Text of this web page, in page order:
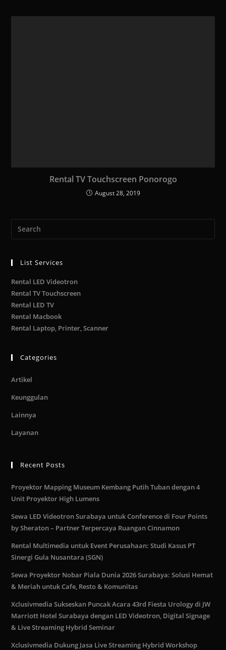
Rental TV Touchscreen Ponorogo
August 28, 2019
List Services
Rental LED Videotron
Rental TV Touchscreen
Rental LED TV
Rental Macbook
Rental Laptop, Printer, Scanner
Categories
Artikel
Keunggulan
Lainnya
Layanan
Recent Posts
Proyektor Mapping Museum Kembang Putih Tuban dengan 4
Unit Proyektor High Lumens
Sewa LED Videotron Surabaya untuk Conference di Four Points
by Sheraton – Partner Terpercaya Ruangan Cinnamon
Rental Multimedia untuk Event Perusahaan: Studi Kasus PT
Sinergi Gula Nusantara (SGN)
Sewa Proyektor Nobar Piala Dunia 2026 Surabaya: Solusi Hemat
& Meriah untuk Cafe, Resto & Komunitas
Xclusivmedia Sukseskan Puncak Acara 43rd Fiesta Urology di JW
Marriott Hotel Surabaya dengan LED Videotron, Digital Signage
& Live Streaming Hybrid Seminar
Xclusivmedia Dukung Jasa Live Streaming Hybrid Workshop